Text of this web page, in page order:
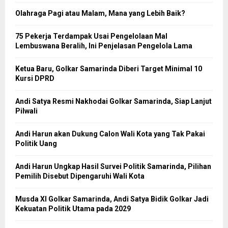
Olahraga Pagi atau Malam, Mana yang Lebih Baik?
75 Pekerja Terdampak Usai Pengelolaan Mal
Lembuswana Beralih, Ini Penjelasan Pengelola Lama
Ketua Baru, Golkar Samarinda Diberi Target Minimal 10
Kursi DPRD
Andi Satya Resmi Nakhodai Golkar Samarinda, Siap Lanjut
Pilwali
Andi Harun akan Dukung Calon Wali Kota yang Tak Pakai
Politik Uang
Andi Harun Ungkap Hasil Survei Politik Samarinda, Pilihan
Pemilih Disebut Dipengaruhi Wali Kota
Musda XI Golkar Samarinda, Andi Satya Bidik Golkar Jadi
Kekuatan Politik Utama pada 2029